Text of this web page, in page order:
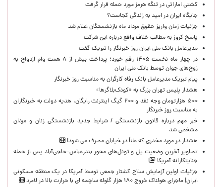
کشتی اماراتی در تنگه هرمز مورد حمله قرار گرفت
جایگاه ایران در امید به زندگی کجاست؟
جزئیات زمان واریز حقوق مرداد ماه بازنشستگان اعلام شد
پاسخ کروز به مطالب خلاف واقع درباره این شرکت
مدیرعامل بانک ملی ایران روز خبرنگار را تبریک گفت
در چهار ماه نخست ۱۴۰۵ رقم خورد؛ پرداخت بیش از ۸ همت وام ازدواج به
زوج‌های جوان توسط بانک ملی ایران
پیام تبریک مدیرعامل بانک رفاه کارگران به مناسبت روز خبرنگار
هشدار پلیس تهران بزرگ به «کودک‌بلاگرها»
۵۰۰ هزارتومان وجه نقد و ۲۰۰ گیگ اینترنت رایگان، هدیه دولت به خبرنگاران
به مناسبت روز خبرنگار
خبر مهم درباره قانون بازنشستگی / شرایط جدید بازنشستگی زنان و مردان
مشخص شد
هشدار در مورد مخدری که علناً در خیابان مصرف می شود!
تصاویر آخرین وضعیت پل و تونل‌های محور بندرعباس–حاجی‌آباد پس از حمله
جنایتکارانه آمریکا
جزئیات اولین آزمایش سلاح کشتار جمعی توسط آمریکا در یک منطقه مسکونی
ایران| ماجرای هولناک خروج ۱۸۰ هزار گلوله ساچمه ای با حرارت بالا در لامرد